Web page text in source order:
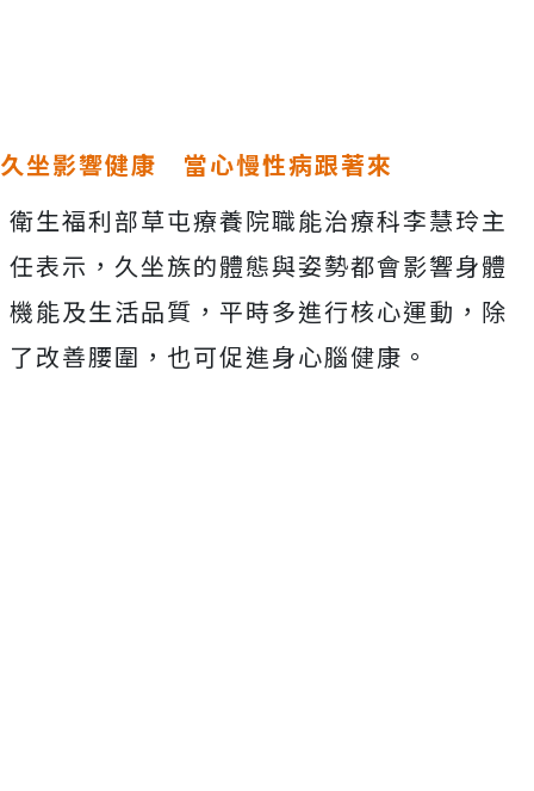
久坐影響健康 當心慢性病跟著來
衛生福利部草屯療養院職能治療科李慧玲主
任表示，久坐族的體態與姿勢都會影響身體
機能及生活品質，平時多進行核心運動，除
了改善腰圍，也可促進身心腦健康。